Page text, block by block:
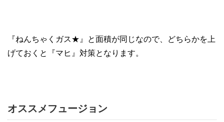
『ねんちゃくガス★』と面積が同じなので、どちらかを上
げておくと『マヒ』対策となります。
オススメフュージョン